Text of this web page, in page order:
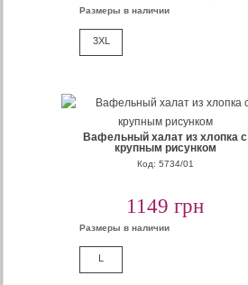
Размеры в наличии
3XL
Вафельный халат из хлопка с
крупным рисунком
Код: 5734/01
1149 грн
Размеры в наличии
L